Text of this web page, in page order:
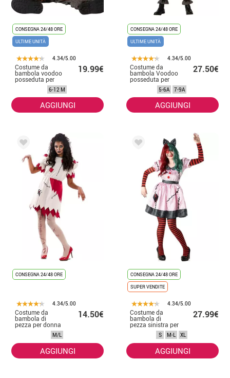
CONSEGNA 24/48 ORE
ULTIME UNITÀ
4.34/5.00
Costume da
bambola voodoo
posseduta per
bambina e bebè
19.99€
6-12 M
AGGIUNGI
CONSEGNA 24/48 ORE
ULTIME UNITÀ
4.34/5.00
Costume da
bambola Voodoo
posseduta per
bambini
27.50€
5-6A 7-9A
AGGIUNGI
CONSEGNA 24/48 ORE
4.34/5.00
Costume da
bambola di
pezza per donna
14.50€
M/L
AGGIUNGI
CONSEGNA 24/48 ORE
SUPER VENDITE
4.34/5.00
Costume da
bambola di
pezza sinistra per
donna
27.99€
S M-L XL
AGGIUNGI